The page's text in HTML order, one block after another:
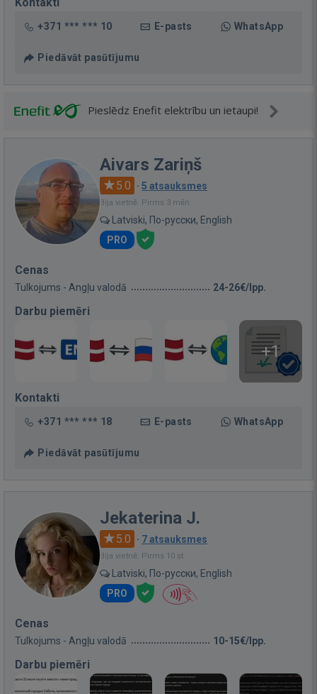
+371 *** *** 10 E-pasts WhatsApp
Piedāvāt pasūtījumu
Pieslēdz Enefit elektrību un ietaupi!
Aivars Zariņš
5.0 · 5 atsauksmes
Bija vietnē: Pirms 3 mēn.
Latviski, По-русски, English
PRO
Cenas
Tulkojums - Angļu valodā 24-26€/lpp.
Darbu piemēri
+1
Kontakti
+371 *** *** 18 E-pasts WhatsApp
Piedāvāt pasūtījumu
Jekaterina J.
5.0 · 7 atsauksmes
Bija vietnē: Pirms 10 st.
Latviski, По-русски, English
PRO
Cenas
Tulkojums - Angļu valodā 10-15€/lpp.
Darbu piemēri